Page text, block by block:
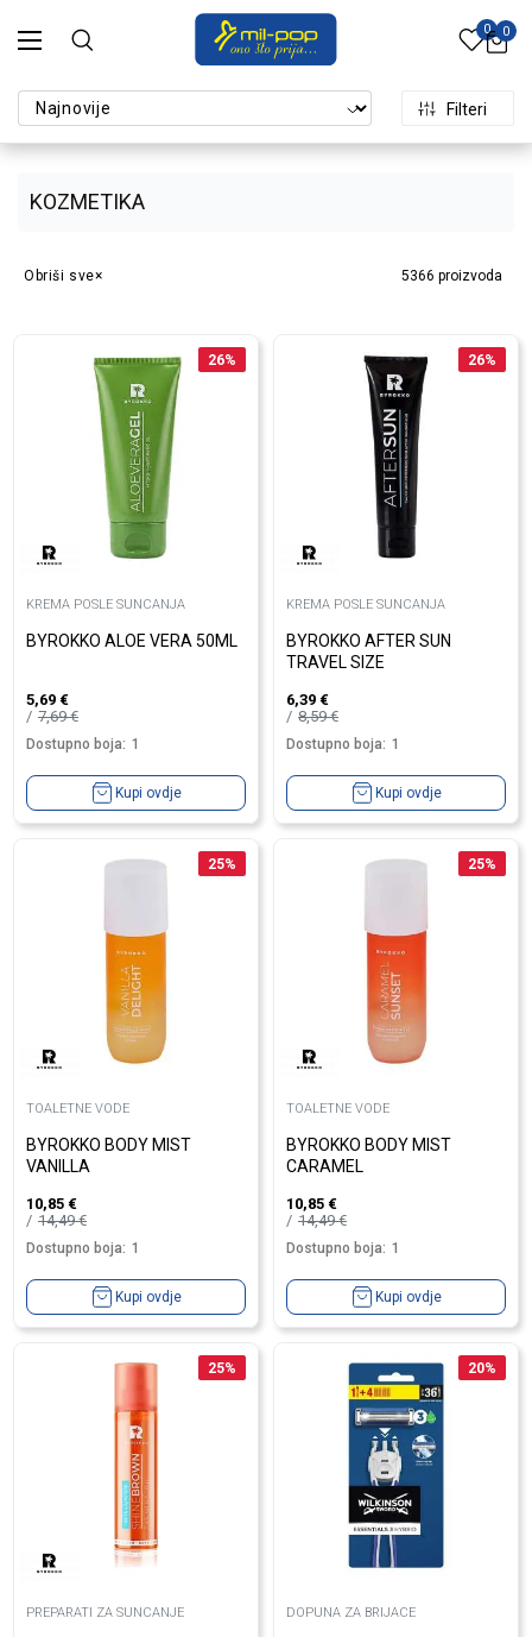
0 0
KOZMETIKA
Filteri
5366 proizvoda
Obriši sve
26%
KREMA POSLE SUNCANJA
BYROKKO ALOE VERA 50ML
5,69 €
7,69€
Dostupno boja: 1
Kupi ovdje
26%
KREMA POSLE SUNCANJA
BYROKKO AFTER SUN
TRAVEL SIZE
6,39 €
8,59€
Dostupno boja: 1
Kupi ovdje
25%
TOALETNE VODE
BYROKKO BODY MIST
VANILLA
10,85 €
14,49€
Dostupno boja: 1
Kupi ovdje
25%
TOALETNE VODE
BYROKKO BODY MIST
CARAMEL
10,85 €
14,49€
Dostupno boja: 1
Kupi ovdje
25%
PREPARATI ZA SUNCANJE
20%
DOPUNA ZA BRIJACE